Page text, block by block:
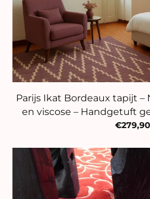
Parijs Ikat Bordeaux tapijt –
en viscose – Handgetuft
€279,90